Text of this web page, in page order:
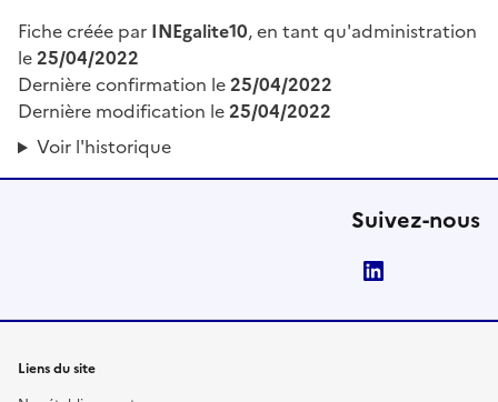
Fiche créée par INEgalite10, en tant qu'administration
le25/04/2022
Dernière confirmation le25/04/2022
Dernière modification le25/04/2022
Voir l'historique
Suivez-nous
Liens du site